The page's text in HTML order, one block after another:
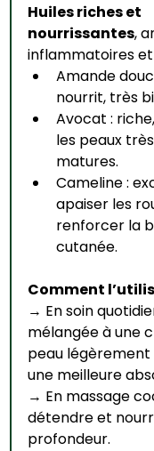
Huiles riches et
nourrissantes,
inflammatoires
Amande
nourrit, très
Avocat :
les peaux
matures.
Cameline :
apaiser les
renforcer la
cutanée.
Comment
→ En soin
mélangée à une
peau
une meilleure
→ En massage
détendre et
profondeur.